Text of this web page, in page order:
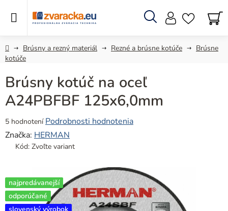
Hľadať
DomovBrúsny a rezný materiál Rezné a brúsne kotúče
Brúsne
kotúče
Brúsny kotúč na oceľ
A24PBFBF 125x6,0mm
Priemerné
hodnotenie
produktu
z
5
hviezdičiek.
5 hodnotení Podrobnosti hodnotenia
Značka: HERMAN
Kód: Zvoľte variant
najpredávanejší
odporúčané